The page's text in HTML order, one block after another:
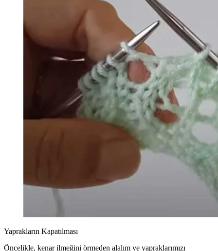
Yaprakların Kapatılması
Öncelikle, kenar ilmeğini örmeden alalım ve yapraklarımızı